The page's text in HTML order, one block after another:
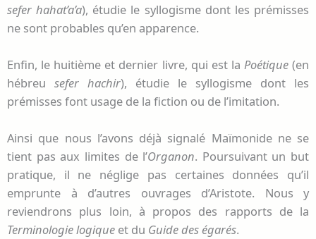
sefer hahat’a’a), étudie le syllogisme dont les prémisses
ne sont probables qu’en apparence.
Enfin, le huitième et dernier livre, qui est la Poétique(en
hébreu sefer hachir), étudie le syllogisme dont les
prémisses font usage de la fiction ou de l’imitation.
Ainsi que nous l’avons déjà signalé Maïmonide ne se
tient pas aux limites de l’Organon. Poursuivant un but
pratique, il ne néglige pas certaines données qu’il
emprunte à d’autres ouvrages d’Aristote. Nous y
reviendrons plus loin, à propos des rapports de la
Terminologie logique et du Guide des égarés.